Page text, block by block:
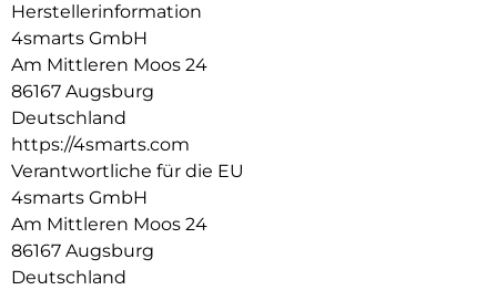
optimalen Schutz für dein Gerät, ohne die Bedienbarkeit
einzuschränken. Während die Hülle es vor Stößen und
Kratzern bewahrt, schützt das Schutzglas das Display, ohne
die Touchscreen-Funktionalität zu beeinträchtigen. Erlebe
uneingeschränkte Nutzung und maximalen Schutz in einem
Produkt.
Transparente Eleganz:
Entdecke den Vorteil von Schutz und Ästhetik mit unserer
Design deines Geräts und ermöglicht es, die Farbe und die
Feinheiten deines Geräts voll zur Geltung zu bringen.
Herstellerinformation
4smarts GmbH
Am Mittleren Moos 24
86167 Augsburg
Deutschland
https://4smarts.com
Verantwortliche für die EU
4smarts GmbH
Am Mittleren Moos 24
86167 Augsburg
Deutschland